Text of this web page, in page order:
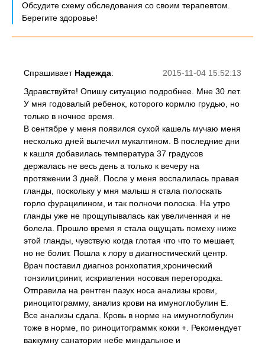
Обсудите схему обследования со своим терапевтом.
Берегите здоровье!
2015-11-04 15:52:13
Спрашивает Надежда:
Здравствуйте! Опишу ситуацию подробнее. Мне 30 лет.
У мня годовалый ребенок, которого кормлю грудью, но
только в ночное время.
В сентябре у меня появился сухой кашель мучаю меня
несколько дней вылечил мукалтином. В последние дни
к кашля добавилась температура 37 градусов
держалась не весь день а только к вечеру на
протяжении 3 дней. После у меня воспалилась правая
гланды, поскольку у мня малыш я стала полоскать
горло фурацилином, и так полночи полоска. На утро
гланды уже не прощупывалась как увеличенная и не
болела. Прошло время я стала ощущать помеху ниже
этой гланды, чувствую когда глотая что что то мешает,
но не болит. Пошла к лору в диагностический центр.
Врач поставил диагноз ронхопатия,хронический
тонзилит,ринит, искривления носовая перегородка.
Отправила на рентген пазух носа анализы крови,
риноцитограмму, анализ крови на имуноглобулин Е.
Все анализы сдала. Кровь в норме на имуноглобулин
тоже в норме, по риноцитограммк кокки +. Рекомендует
ваккумну санатории небе миндальное и